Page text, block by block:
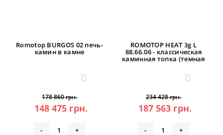
Romotop BURGOS 02 печь-
камин в камне
3
178 860 грн.
148 475 грн.
- +
ROMOTOP HEAT 3g L
88.66.06 - классическая
каминная топка (темная
0
234 428 грн.
187 563 грн.
- +